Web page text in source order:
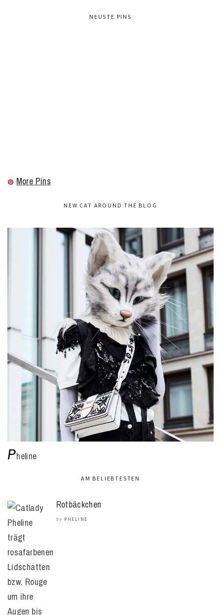
NEUSTE PINS
More Pins
NEW CAT AROUND THE BLOG
Pheline
AM BELIEBTESTEN
Rotbäckchen
by PHELINE